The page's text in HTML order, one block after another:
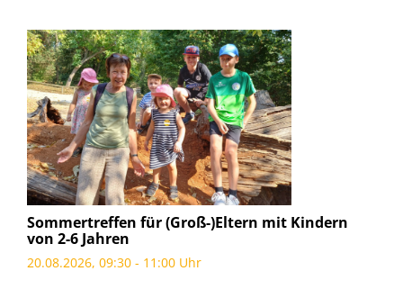
Sommertreffen für (Groß-)Eltern mit Kindern
von 2-6 Jahren
20.08.2026, 09:30 - 11:00 Uhr